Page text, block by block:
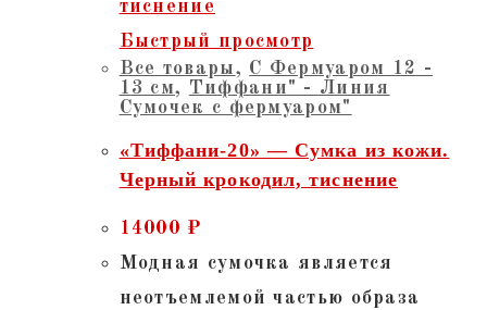
Быстрый просмотр
Все товары, С Фермуаром 12 -
13 см, Тиффани" - Линия
Сумочек с фермуаром"
«Тиффани-20» — Сумка из кожи.
Черный крокодил, тиснение
14000 ₽
Модная сумочка является
неотъемлемой частью образа